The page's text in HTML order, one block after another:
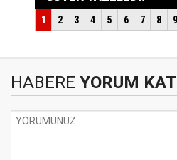
HABERE YORUM KAT